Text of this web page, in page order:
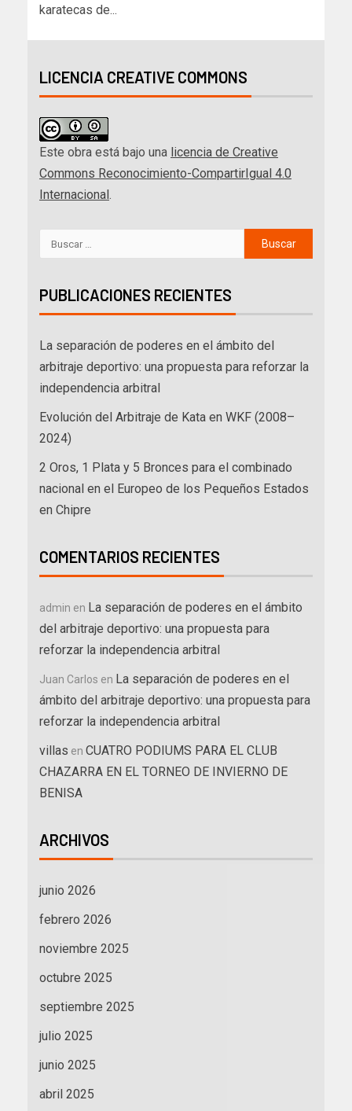
karatecas de...
LICENCIA CREATIVE COMMONS
Este obra está bajo una licencia de Creative
Commons Reconocimiento-CompartirIgual 4.0
Internacional .
PUBLICACIONES RECIENTES
La separación de poderes en el ámbito del
arbitraje deportivo: una propuesta para reforzar la
independencia arbitral
Evolución del Arbitraje de Kata en WKF (2008–
2024)
2 Oros, 1 Plata y 5 Bronces para el combinado
nacional en el Europeo de los Pequeños Estados
en Chipre
COMENTARIOS RECIENTES
admin en La separación de poderes en el ámbito
del arbitraje deportivo: una propuesta para
reforzar la independencia arbitral
Juan Carlos en La separación de poderes en el
ámbito del arbitraje deportivo: una propuesta para
reforzar la independencia arbitral
villas en CUATRO PODIUMS PARA EL CLUB
CHAZARRA EN EL TORNEO DE INVIERNO DE
BENISA
ARCHIVOS
junio 2026
febrero 2026
noviembre 2025
octubre 2025
septiembre 2025
julio 2025
junio 2025
abril 2025